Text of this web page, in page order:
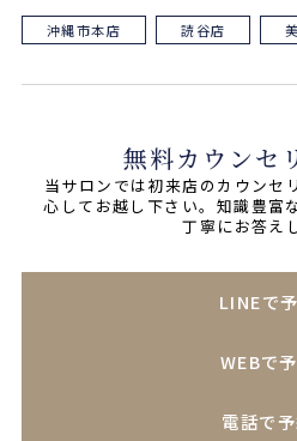
沖縄市本店 読谷店
無料カウンセ
当サロンでは初来店のカウンセ
心してお越し下さい。知識豊富
丁寧にお答え
LINEで
WEBで
電話で